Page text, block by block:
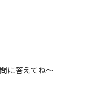
に答えてね～